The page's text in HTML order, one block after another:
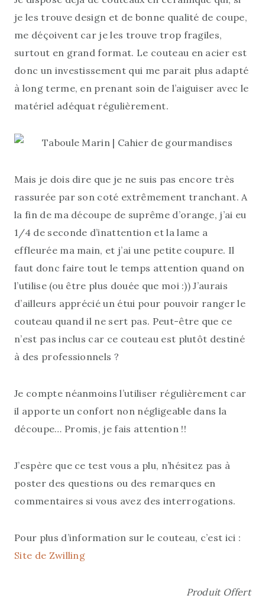
je les trouve design et de bonne qualité de coupe,
me déçoivent car je les trouve trop fragiles,
surtout en grand format. Le couteau en acier est
donc un investissement qui me parait plus adapté
à long terme, en prenant soin de l’aiguiser avec le
matériel adéquat régulièrement.
Mais je dois dire que je ne suis pas encore très
rassurée par son coté extrêmement tranchant. A
la fin de ma découpe de suprême d’orange, j’ai eu
1/4 de seconde d’inattention et la lame a
effleurée ma main, et j’ai une petite coupure. Il
faut donc faire tout le temps attention quand on
l’utilise (ou être plus douée que moi :)) J’aurais
d’ailleurs apprécié un étui pour pouvoir ranger le
couteau quand il ne sert pas. Peut-être que ce
n’est pas inclus car ce couteau est plutôt destiné
à des professionnels ?
Je compte néanmoins l’utiliser régulièrement car
il apporte un confort non négligeable dans la
découpe… Promis, je fais attention !!
J’espère que ce test vous a plu, n’hésitez pas à
poster des questions ou des remarques en
commentaires si vous avez des interrogations.
Pour plus d’information sur le couteau, c’est ici :
Site de Zwilling
Produit Offert